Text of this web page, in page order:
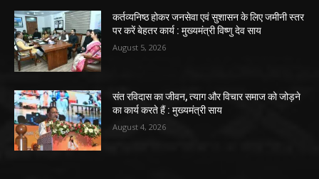
कर्तव्यनिष्ठ होकर जनसेवा एवं सुशासन के लिए जमीनी स्तर
पर करें बेहतर कार्य : मुख्यमंत्री विष्णु देव साय
August 5, 2026
संत रविदास का जीवन, त्याग और विचार समाज को जोड़ने
का कार्य करते हैं : मुख्यमंत्री साय
August 4, 2026